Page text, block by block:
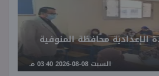
الإعدادية محافظة المنوفية
السبت 08-08-2026 03:40 مـ